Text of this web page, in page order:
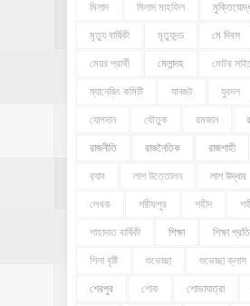
মিলাদ মিলাদ মাহফিল
মৃত্যু বার্ষিকী মৃত্যুদন্ড মে দিবস
মেয়র প্রার্থী মেলান্দহ মোটর
ম্যানেজিং কমিটি যানজট যুবদল
যোগদান যৌতুক রমজান
রাজনীতি রাজনৈতিক রাজশাহী
র‍্যাব লাশ উত্তোলন লাশ উদ্ধার
লেখক শরীফপুর শহীদ
শাহাদাত বার্ষিকী শিক্ষা শিক্ষা
শিলা বৃষ্টি শুভেচ্ছা শুভেচ্ছা ক্লাস
শেরপুর শোক শোভাযাত্রা